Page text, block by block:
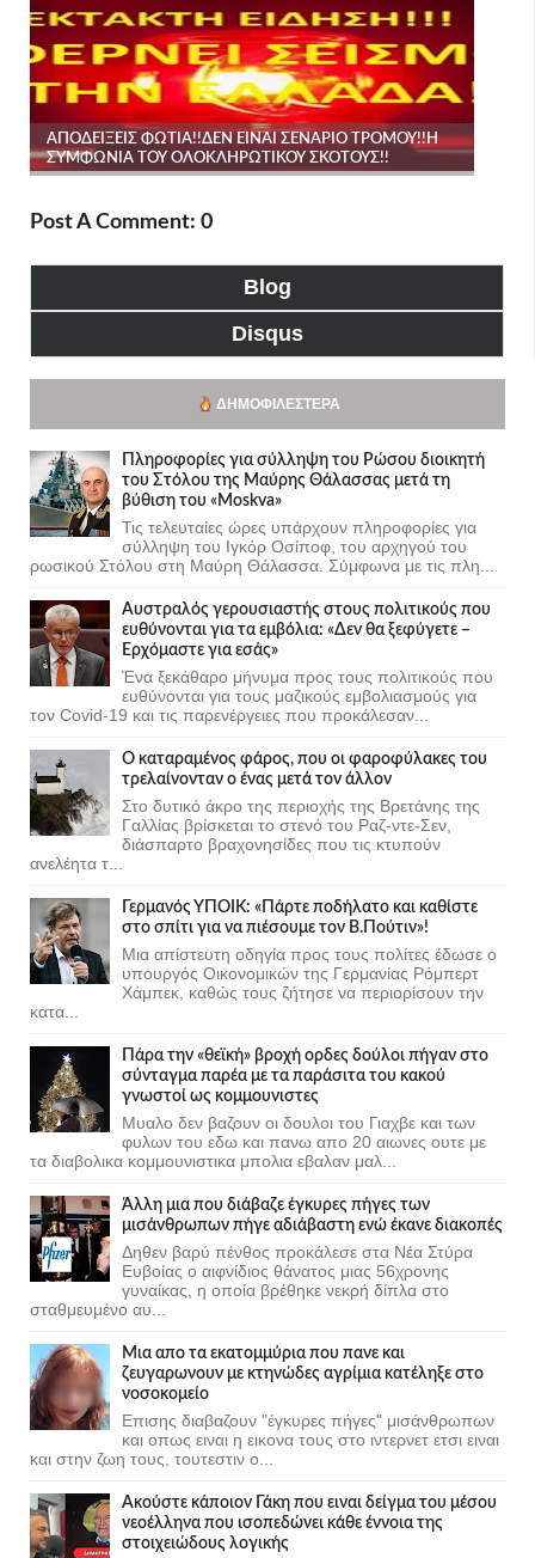
Post A Comment: 0
Blog
Disqus
ΔΗΜΟΦΙΛΈΣΤΕΡΑ
Πληροφορίες για σύλληψη του Ρώσου διοικητή
του Στόλου της Mαύρης Θάλασσας μετά τη
βύθιση του «Moskva»
Τις τελευταίες ώρες υπάρχουν πληροφορίες για
σύλληψη του Ιγκόρ Οσίποφ, του αρχηγού του
ρωσικού Στόλου στη Μαύρη Θάλασσα. Σύμφωνα με τις πλη...
Αυστραλός γερουσιαστής στους πολιτικούς που
ευθύνονται για τα εμβόλια: «Δεν θα ξεφύγετε –
Ερχόμαστε για εσάς»
Ένα ξεκάθαρο μήνυμα προς τους πολιτικούς που
ευθύνονται για τους μαζικούς εμβολιασμούς για
τον Covid-19 και τις παρενέργειες που προκάλεσαν...
Ο καταραμένος φάρος, που οι φαροφύλακες του
τρελαίνονταν ο ένας μετά τον άλλον
Στο δυτικό άκρο της περιοχής της Βρετάνης της
Γαλλίας βρίσκεται το στενό του Ραζ-ντε-Σεν,
διάσπαρτο βραχονησίδες που τις κτυπούν
ανελέητα τ...
Γερμανός ΥΠΟΙΚ: «Πάρτε ποδήλατο και καθίστε
στο σπίτι για να πιέσουμε τον Β.Πούτιν»!
Μια απίστευτη οδηγία προς τους πολίτες έδωσε ο
υπουργός Οικονομικών της Γερμανίας Ρόμπερτ
Χάμπεκ, καθώς τους ζήτησε να περιορίσουν την
κατα...
Πάρα την «θεϊκή» βροχή ορδες δούλοι πήγαν στο
σύνταγμα παρέα με τα παράσιτα του κακού
γνωστοί ως κομμουνιστες
Μυαλο δεν βαζουν οι δουλοι του Γιαχβε και των
φυλων του εδω και πανω απο 20 αιωνες ουτε με
τα διαβολικα κομμουνιστικα μπολια εβαλαν μαλ...
Άλλη μια που διάβαζε έγκυρες πήγες των
μισάνθρωπων πήγε αδιάβαστη ενώ έκανε διακοπές
Δηθεν βαρύ πένθος προκάλεσε στα Νέα Στύρα
Ευβοίας ο αιφνίδιος θάνατος μιας 56χρονης
γυναίκας, η οποία βρέθηκε νεκρή δίπλα στο
σταθμευμένο αυ...
Μια απο τα εκατομμύρια που πανε και
ζευγαρωνουν με κτηνώδες αγρίμια κατέληξε στο
νοσοκομείο
Επισης διαβαζουν "έγκυρες πήγες" μισάνθρωπων
και οπως ειναι η εικονα τους στο ιντερνετ ετσι ειναι
και στην ζωη τους, τουτεστιν ο...
Ακούστε κάποιον Γάκη που ειναι δείγμα του μέσου
νεοέλληνα που ισοπεδώνει κάθε έννοια της
στοιχειώδους λογικής